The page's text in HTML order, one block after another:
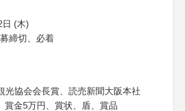
日 (木)
締切、必着
光協会会長賞、読売新聞大阪本社
金5万円、賞状、盾、賞品